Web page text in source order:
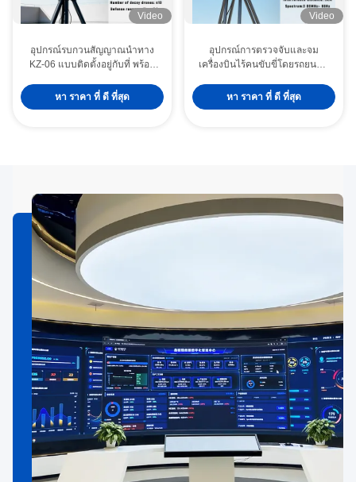
Video
อุปกรณ์รบกวนสัญญาณนำทาง
KZ-06 แบบติดตั้งอยู่กับที่ พร้อม
สำหรับโดรน 10 ลำพร้อมกัน และ
รัศมีการป้องกัน 1 กม.
หา ราคา ที่ ดี ที่สุด
Video
อุปกรณ์การตรวจจับและจม
เครื่องบินไร้คนขับขี่โดยรถยนต์ที่
หา ราคา ที่ ดี ที่สุด